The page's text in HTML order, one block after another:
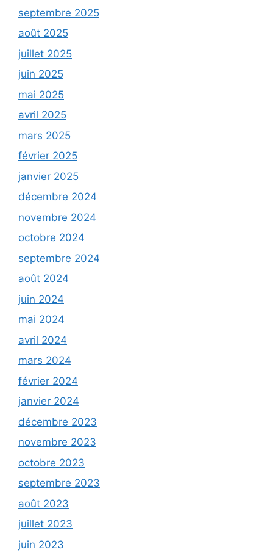
septembre 2025
août 2025
juillet 2025
juin 2025
mai 2025
avril 2025
mars 2025
février 2025
janvier 2025
décembre 2024
novembre 2024
octobre 2024
septembre 2024
août 2024
juin 2024
mai 2024
avril 2024
mars 2024
février 2024
janvier 2024
décembre 2023
novembre 2023
octobre 2023
septembre 2023
août 2023
juillet 2023
juin 2023